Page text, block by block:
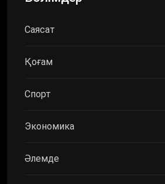
Саясат
Қоғам
Спорт
Экономика
Әлемде